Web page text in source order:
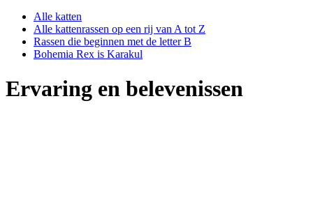
Alle katten
Alle kattenrassen op een rij van A tot Z
Rassen die beginnen met de letter B
Bohemia Rex is Karakul
Ervaring en belevenissen